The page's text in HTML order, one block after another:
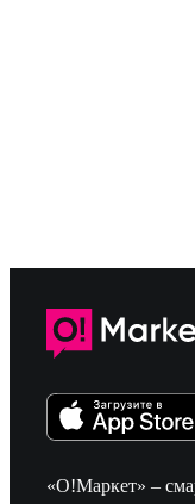
«О!Маркет» –